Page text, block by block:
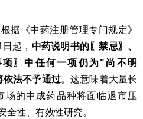
根据《中药注册管理专门规定》
起， 中药说明书的〖禁忌〗、
〗中任何一项仍为"尚不明
法不予通过。这意味着大量长
的中成药品种将面临退市压
性、有效性研究。